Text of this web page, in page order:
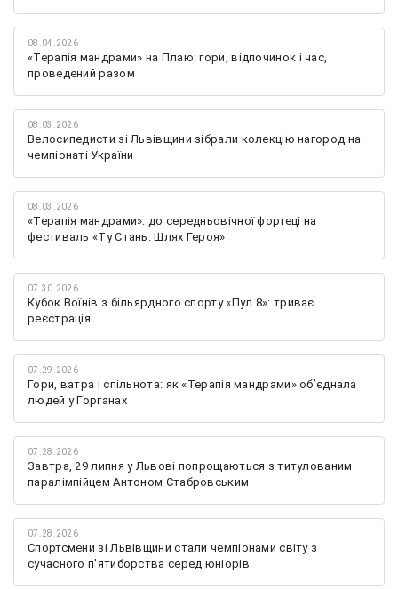
08.04.2026
«Терапія мандрами» на Плаю: гори, відпочинок і час,
проведений разом
08.03.2026
Велосипедисти зі Львівщини зібрали колекцію нагород на
чемпіонаті України
08.03.2026
«Терапія мандрами»: до середньовічної фортеці на
фестиваль «Ту Стань. Шлях Героя»
07.30.2026
Кубок Воїнів з більярдного спорту «Пул 8»: триває
реєстрація
07.29.2026
Гори, ватра і спільнота: як «Терапія мандрами» об’єднала
людей у Горганах
07.28.2026
Завтра, 29 липня у Львові попрощаються з титулованим
паралімпійцем Антоном Стабровським
07.28.2026
Спортсмени зі Львівщини стали чемпіонами світу з
сучасного п'ятиборства серед юніорів